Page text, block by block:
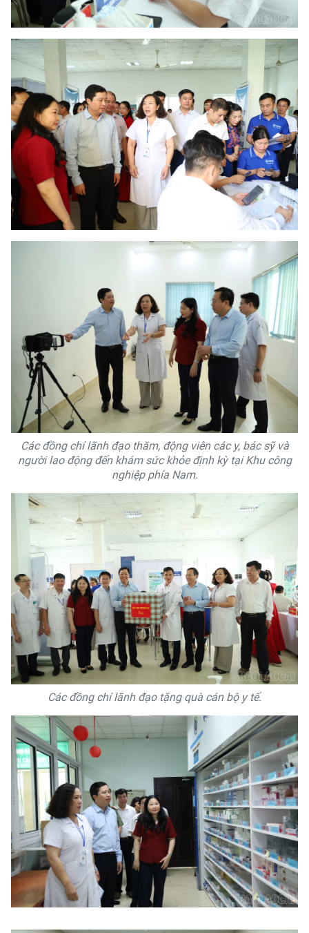
Các đồng chí lãnh đạo thăm, động viên các y, bác sỹ và
người lao động đến khám sức khỏe định kỳ tại Khu công
nghiệp phía Nam.
Các đồng chí lãnh đạo tặng quà cán bộ y tế.